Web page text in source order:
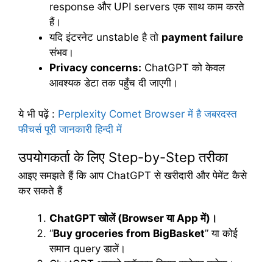
response और UPI servers एक साथ काम करते
हैं।
यदि इंटरनेट unstable है तो payment failure
संभव।
Privacy concerns: ChatGPT को केवल
आवश्यक डेटा तक पहुँच दी जाएगी।
ये भी पढ़ें: Perplexity Comet Browser में है जबरदस्त
फीचर्स पूरी जानकारी हिन्दी में
उपयोगकर्ता के लिए Step-by-Step तरीका
आइए समझते हैं कि आप ChatGPT से खरीदारी और पेमेंट कैसे
कर सकते हैं
ChatGPTखोलें(BrowserयाAppमें) ।
“Buy groceries from BigBasket” या कोई
समान query डालें।